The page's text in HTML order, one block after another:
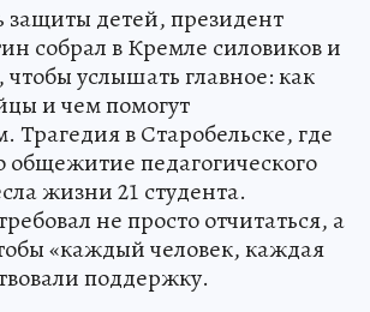
защиты детей, президент
собрал в Кремле силовиков и
чтобы услышать главное: как
и чем помогут
Трагедия в Старобельске, где
общежитие педагогического
жизни 21 студента.
не просто отчитаться, а
«каждый человек, каждая
поддержку.